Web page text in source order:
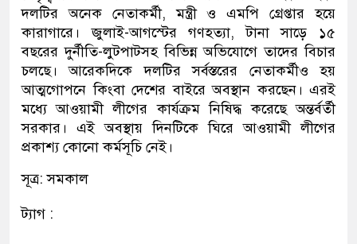
দলটির অনেক নেতাকর্মী, মন্ত্রী ও এমপি গ্রেপ্তার হয়ে
কারাগারে। জুলাই-আগস্টের গণহত্যা, টানা সাড়ে ১৫
বছরের দুর্নীতি-লুটপাটসহ বিভিন্ন অভিযোগে তাদের বিচার
চলছে। আরেকদিকে দলটির সর্বস্তরের নেতাকর্মীও হয়
আত্মগোপনে কিংবা দেশের বাইরে অবস্থান করছেন। এরই
মধ্যে আওয়ামী লীগের কার্যক্রম নিষিদ্ধ করেছে অন্তর্বর্তী
সরকার। এই অবস্থায় দিনটিকে ঘিরে আওয়ামী লীগের
প্রকাশ্য কোনো কর্মসূচি নেই।
সূত্র: সমকাল
ট্যাগ :